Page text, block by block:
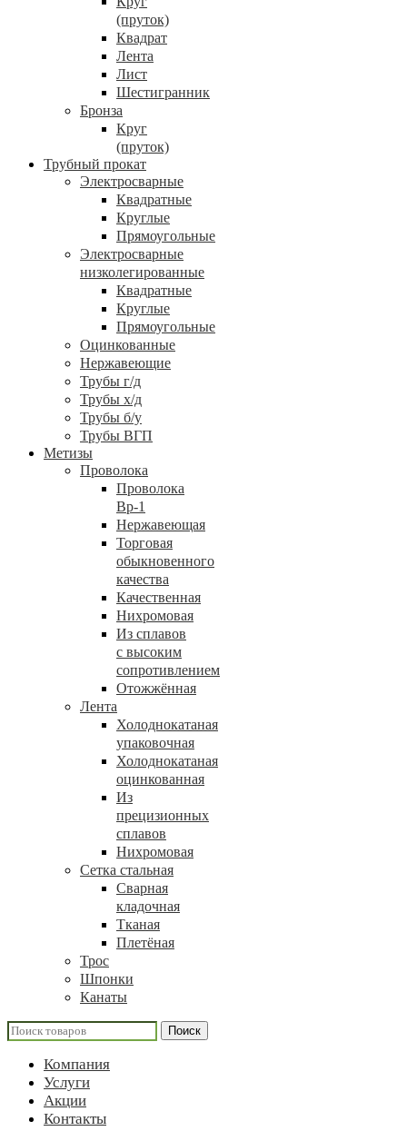
(пруток)
Квадрат
Лента
Лист
Шестигранник
Бронза
Круг
(пруток)
Трубный прокат
Электросварные
Квадратные
Круглые
Прямоугольные
Электросварные
низколегированные
Квадратные
Круглые
Прямоугольные
Оцинкованные
Нержавеющие
Трубы г/д
Трубы х/д
Трубы б/у
Трубы ВГП
Метизы
Проволока
Проволока
Вр-1
Нержавеющая
Торговая
обыкновенного
качества
Качественная
Нихромовая
Из сплавов
с высоким
сопротивлением
Отожжённая
Лента
Холоднокатаная
упаковочная
Холоднокатаная
оцинкованная
Из
прецизионных
сплавов
Нихромовая
Сетка стальная
Сварная
кладочная
Тканая
Плетёная
Трос
Шпонки
Канаты
Поиск
Компания
Услуги
Акции
Контакты